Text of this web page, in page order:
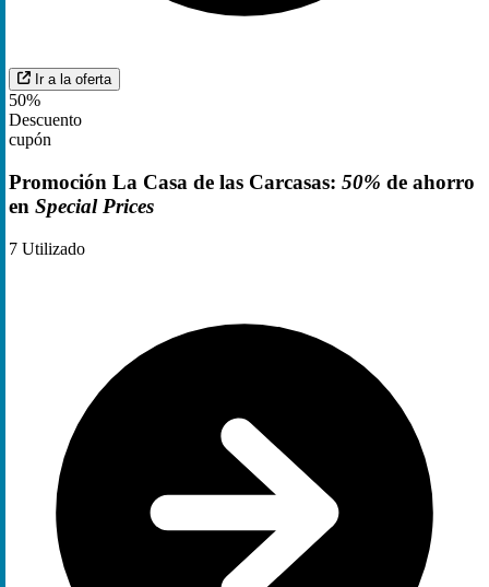
Ir a la oferta
50%
Descuento
cupón
Promoción La Casa de las Carcasas: 50% de ahorro
en Special Prices
7 Utilizado